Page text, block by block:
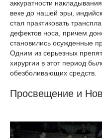
аккуратности
веке до нашей эры,
стал практиковать
дефектов носа, причем
становились осужденные
Одним из серьезных
хирургии в этот период
обезболивающих средств.
Просвещение и